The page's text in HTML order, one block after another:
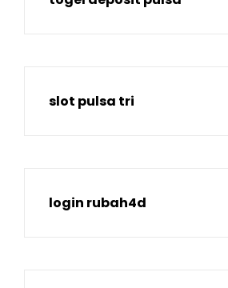
slot pulsa tri
login rubah4d